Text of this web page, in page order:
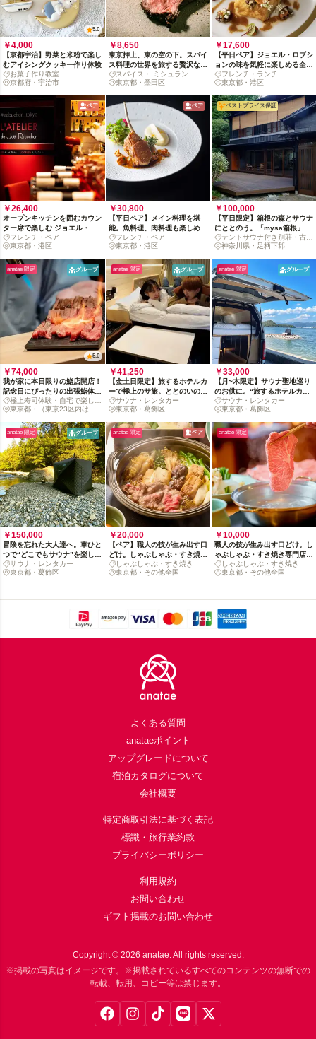
5.0
￥4,000
【京都宇治】野菜と米粉で楽し
むアイシングクッキー作り体験
お菓子作り教室
京都府・宇治市
￥8,650
東京押上、東の空の下。スパイ
ス料理の世界を旅する贅沢な夕
べスパイス・ ミシュラン
東京都・墨田区
￥17,600
【平日ペア】ジョエル・ロブシ
ョンの味を気軽に楽しめる全3
品ランチコース
フレンチ・ランチ
東京都・港区
ペア
￥26,400
オープンキッチンを囲むカウン
ター席で楽しむ ジョエル・ロ
ブションの全4品プリフィック
スペアコース
フレンチ・ペア
東京都・港区
ペア
￥30,800
【平日ペア】メイン料理を堪
能。魚料理、肉料理も楽しめる
ジョエル・ロブションの選べる
コース全4品
フレンチ・ペア
東京都・港区
ベストプライス保証
￥100,000
【平日限定】箱根の森とサウナ
にととのう。「mysa箱根」
130㎡ の一棟貸古民家ステイ
テントサウナ付き別荘・古民
家ホテル
神奈川県・足柄下郡
anatae 限定 グループ
5.0
￥74,000
我が家に本日限りの鮨店開店！
記念日にぴったりの出張鮨体験
を【ペア・グループ】
極上寿司体験・自宅で楽しめ
る
東京都・（東京23区内は追
anatae 限定 グループ
￥41,250
【金土日限定】旅するホテルカ
ーで極上のサ旅。ととのいの
36時間へようこそ
サウナ・レンタカー
東京都・葛飾区
anatae 限定 グループ
￥33,000
【月~木限定】サウナ聖地巡り
のお供に。“旅するホテルカー”
36時間の贅沢
サウナ・レンタカー
東京都・葛飾区
anatae 限定 グループ
￥150,000
冒険を忘れた大人達へ。車ひと
つで“どこでもサウナ”を楽しむ
7DAYS
サウナ・レンタカー
東京都・葛飾区
anatae 限定 ペア
￥20,000
【ペア】職人の技が生み出す口
どけ。しゃぶしゃぶ・すき焼き
専門店 しゃぶ禅秘伝のたれで
楽しむお肉食べ比べセット
しゃぶしゃぶ・すき焼き
東京都・その他全国
anatae 限定
￥10,000
職人の技が生み出す口どけ。し
ゃぶしゃぶ・すき焼き専門店
しゃぶ禅秘伝のたれで楽しむお
肉食べ比べセット
しゃぶしゃぶ・すき焼き
東京都・その他全国
よくある質問
anataeポイント
アップグレードについて
宿泊カタログについて
会社概要
特定商取引法に基づく表記
標識・旅行業約款
プライバシーポリシー
利用規約
お問い合わせ
ギフト掲載のお問い合わせ
Copyright © 2026 anatae. All rights reserved.
※掲載の写真はイメージです。※掲載されているすべてのコンテンツの無断での
転載、転用、コピー等は禁じます。
Facebook
Instagram
TikTokLINEX